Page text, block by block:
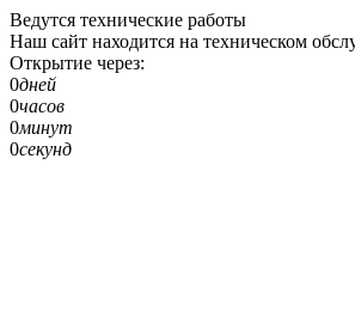
Ведутся технические работы
Наш сайт находится на техническом
Открытие через:
0дней
0часов
0минут
0секунд